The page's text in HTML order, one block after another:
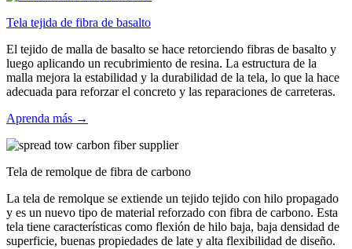
Tela tejida de fibra de basalto
El tejido de malla de basalto se hace retorciendo fibras de basalto y
luego aplicando un recubrimiento de resina. La estructura de la
malla mejora la estabilidad y la durabilidad de la tela, lo que la hace
adecuada para reforzar el concreto y las reparaciones de carreteras.
Aprenda más →
Tela de remolque de fibra de carbono
La tela de remolque se extiende un tejido tejido con hilo propagado
y es un nuevo tipo de material reforzado con fibra de carbono. Esta
tela tiene características como flexión de hilo baja, baja densidad de
superficie, buenas propiedades de late y alta flexibilidad de diseño.